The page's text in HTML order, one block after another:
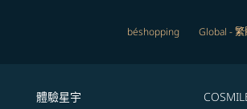
béshopping Global -繁
體驗星宇